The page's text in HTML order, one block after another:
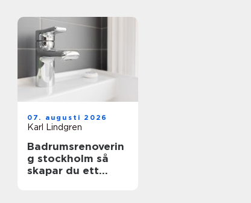
07. augusti 2026
Karl Lindgren
Badrumsrenoverin
g stockholm så
skapar du ett